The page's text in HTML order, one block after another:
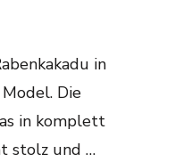
in
Die
in komplett
stolz und …